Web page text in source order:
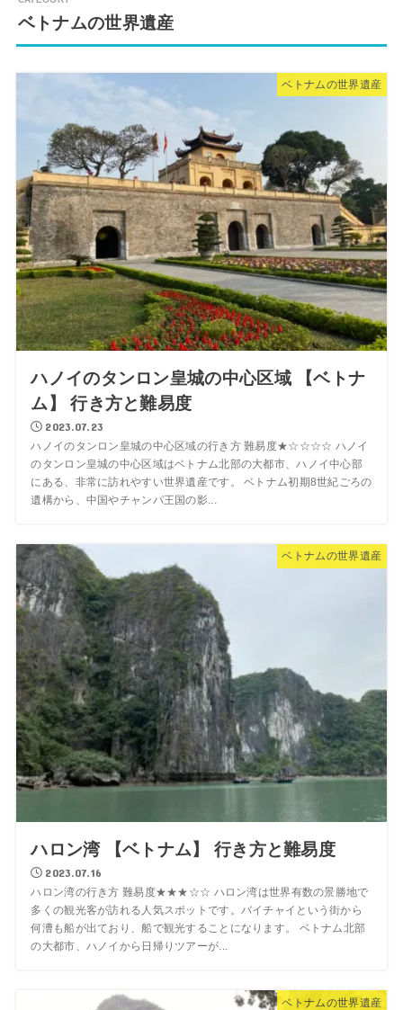
ベトナムの世界遺産
ベトナムの世界遺産
ハノイのタンロン皇城の中心区域 【ベトナ
ム】 行き方と難易度
2023.07.23
ハノイのタンロン皇城の中心区域の行き方 難易度★☆☆☆☆ ハノイ
のタンロン皇城の中心区域はベトナム北部の大都市、ハノイ中心部
にある、非常に訪れやすい世界遺産です。 ベトナム初期8世紀ごろの
遺構から、中国やチャンパ王国の影...
ベトナムの世界遺産
ハロン湾 【ベトナム】 行き方と難易度
2023.07.16
ハロン湾の行き方 難易度★★★☆☆ ハロン湾は世界有数の景勝地で
多くの観光客が訪れる人気スポットです。バイチャイという街から
何漕も船が出ており、船で観光することになります。 ベトナム北部
の大都市、ハノイから日帰りツアーが...
ベトナムの世界遺産